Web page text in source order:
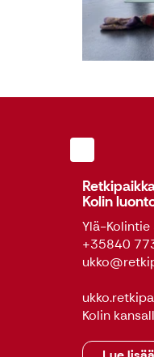
Kolin
Ylä-Kolintie
+35840
Kolin